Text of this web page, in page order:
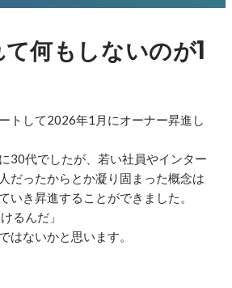
何もしないのが1
トして2026年1月にオーナー昇進し
30代でしたが、若い社員やインター
だったからとか凝り固まった概念は
いき昇進することができました。
るんだ」
はないかと思います。